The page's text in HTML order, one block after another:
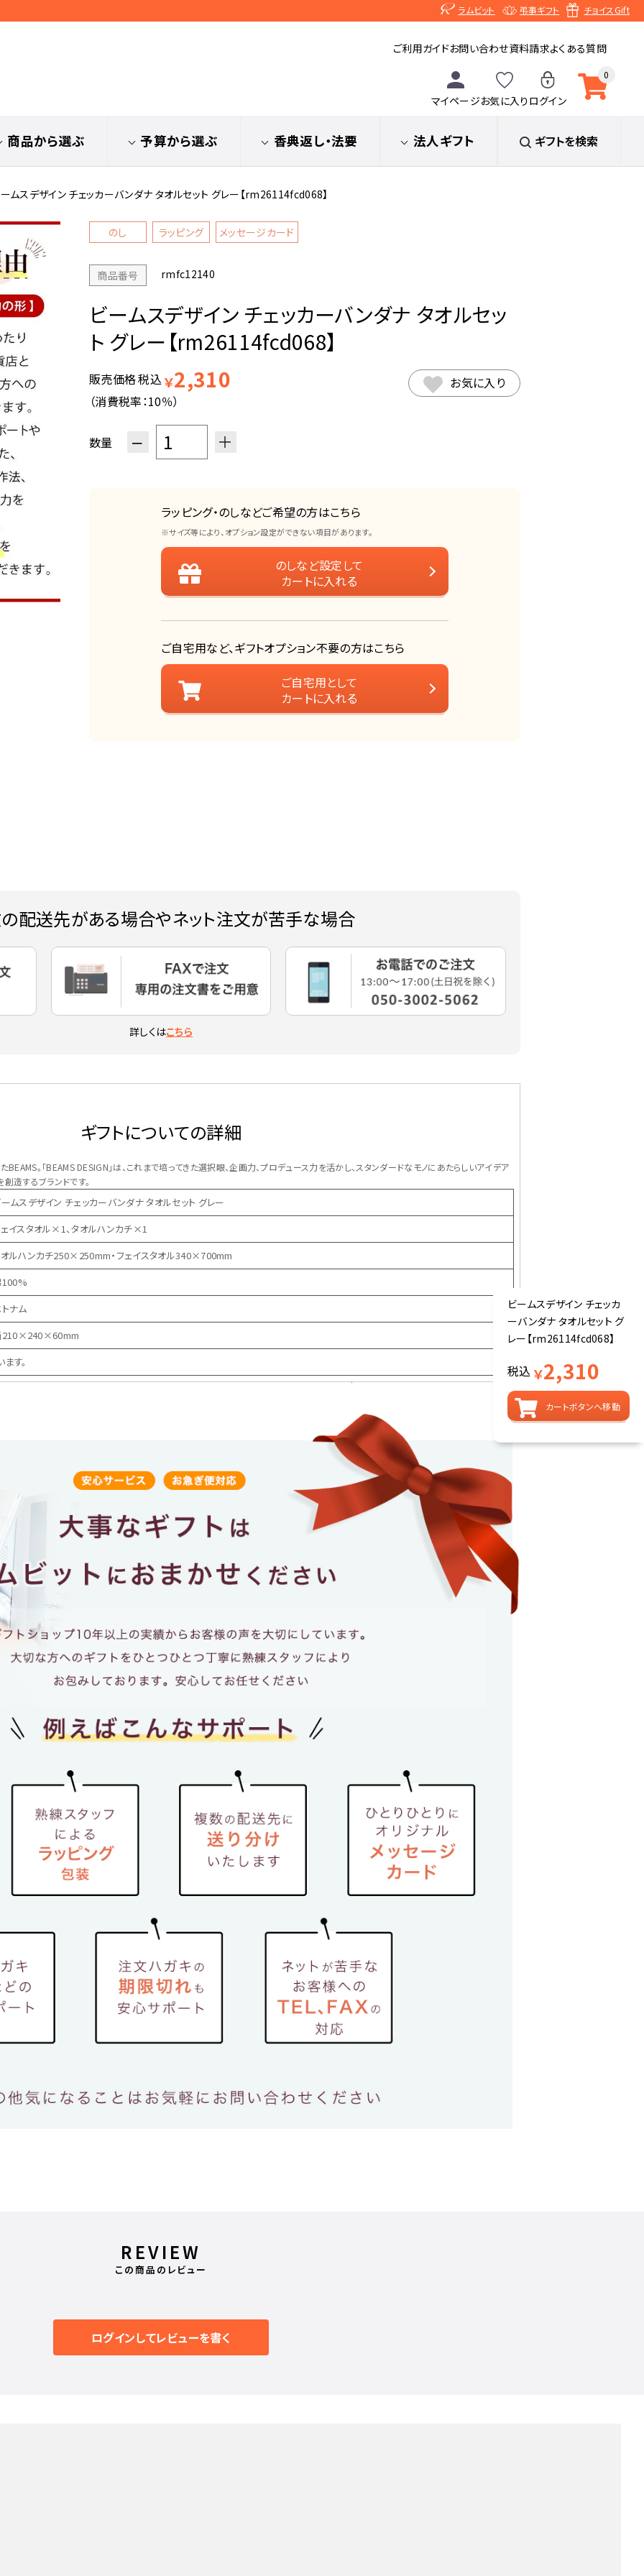
ラムビット 弔事ギフト チョイスGift
0
ご利用ガイドお問い合わせ資料請求よくある質問
マイページお気に入り ログイン
商品から選ぶ 予算から選ぶ 香典返し・法要 法人ギフト ギフトを検索
ムスデザイン チェッカーバンダナ タオルセット グレー【rm26114fcd068】
のし ラッピング メッセージカード
商品番号 rmfc12140
ビームスデザイン チェッカーバンダナ タオルセッ
ト グレー【rm26114fcd068】
販売価格税込 ￥2,310
（消費税率：10％）
お気に入り
数量 − ＋
ラッピング・のしなどご希望の方はこちら
※サイズ等により、オプション設定ができない項目があります。
のしなど設定して
カートに入れる
ご自宅用など、ギフトオプション不要の方はこちら
ご自宅用として
カートに入れる
ビームスデザイン チェッカ
ーバンダナ タオルセット グ
レー【rm26114fcd068】
税込 ￥2,310
カートボタンへ移動
配送先がある場合やネット注文が苦手な場合
詳しくはこちら
ギフトについての詳細
。「BEAMS DESIGN」は、これまで培ってきた選択眼、企画力、プロデュース力を活かし、スタンダードなモノにあたらしいアイデア
造するブランドです。
ムスデザイン チェッカーバンダナ タオルセット グレー
イスタオル×1、タオルハンカチ×1
ルハンカチ250×250mm・フェイスタオル340×700mm
ナム
210×240×60mm
す。
REVIEW
この商品のレビュー
ログインしてレビューを書く